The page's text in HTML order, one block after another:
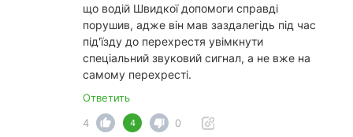
що водій Швидкої допомоги справді
порушив, адже він мав заздалегідь під час
під'їзду до перехрестя увімкнути
спеціальний звуковий сигнал, а не вже на
самому перехресті.
Ответить
4
4 0